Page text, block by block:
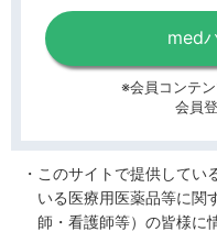
med
※会員コンテン
会員
このサイトで提供してい
いる医療用医薬品等に関
師・看護師等）の皆様に